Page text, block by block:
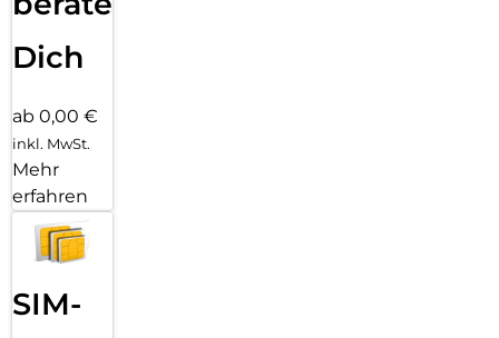
Dich
ab 0,00 €
inkl. MwSt.
Mehr
erfahren
SIM-